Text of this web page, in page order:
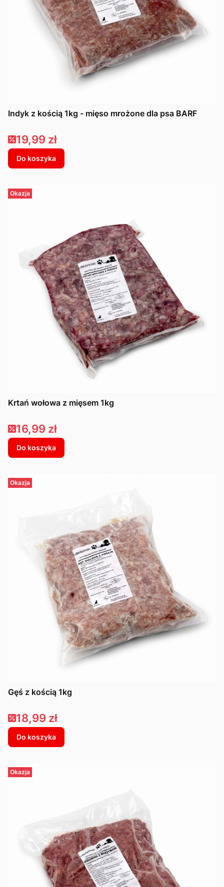
Indyk z kością 1kg - mięso mrożone dla psa BARF
Cena promocyjna
19,99 zł
Do koszyka
Okazja
Krtań wołowa z mięsem 1kg
Cena promocyjna
16,99 zł
Do koszyka
Okazja
Gęś z kością 1kg
Cena promocyjna
18,99 zł
Do koszyka
Okazja